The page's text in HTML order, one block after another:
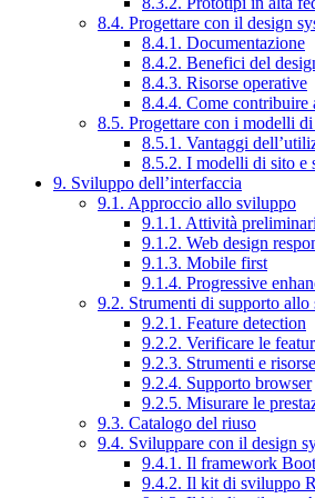
8.4. Progettare con il design
8.4.1. Documentazione
8.4.2. Benefici del
8.4.3. Risorse operative
8.4.4. Come contribuire
8.5. Progettare con i modelli
8.5.1. Vantaggi
8.5.2. I modelli di sito e
9. Sviluppo dell’interfaccia
9.1. Approccio allo sviluppo
9.1.1. Attività preliminari
9.1.2. Web design
9.1.3. Mobile first
9.1.4. Progressive
9.2. Strumenti di supporto
9.2.1. Feature detection
9.2.2. Verificare le
9.2.3. Strumenti e
9.2.4. Supporto browser
9.2.5. Misurare le
9.3. Catalogo del riuso
9.4. Sviluppare con il design
9.4.1. Il framework
9.4.2. Il kit di sviluppo